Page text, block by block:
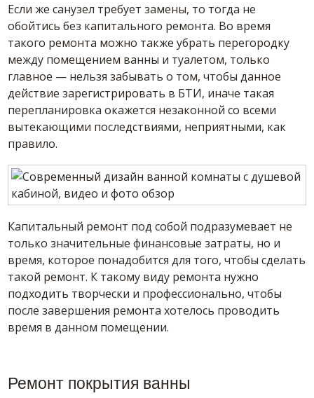
Если же санузел требует замены, то тогда не
обойтись без капитального ремонта. Во время
такого ремонта можно также убрать перегородку
между помещением ванны и туалетом, только
главное — нельзя забывать о том, чтобы данное
действие зарегистрировать в БТИ, иначе такая
перепланировка окажется незаконной со всеми
вытекающими последствиями, неприятными, как
правило.
Капитальный ремонт под собой подразумевает не
только значительные финансовые затраты, но и
время, которое понадобится для того, чтобы сделать
такой ремонт. К такому виду ремонта нужно
подходить творчески и профессионально, чтобы
после завершения ремонта хотелось проводить
время в данном помещении.
Ремонт покрытия ванны